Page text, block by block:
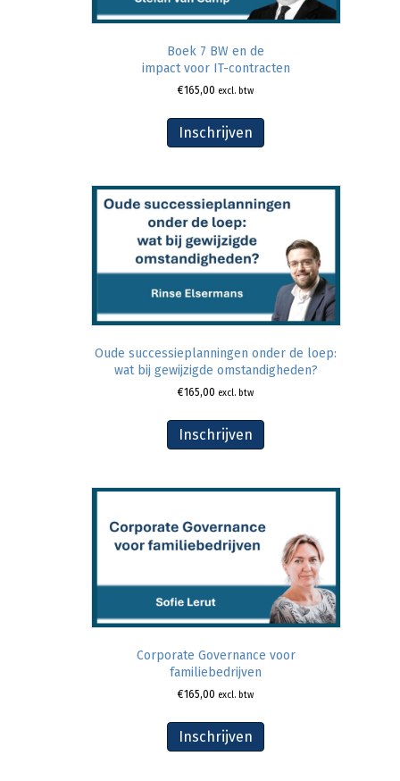
Boek 7 BW en de
impact voor IT-contracten
€165,00 excl. btw
Inschrijven
Oude successieplanningen onder de loep:
wat bij gewijzigde omstandigheden?
€165,00 excl. btw
Inschrijven
Corporate Governance voor
familiebedrijven
€165,00 excl. btw
Inschrijven